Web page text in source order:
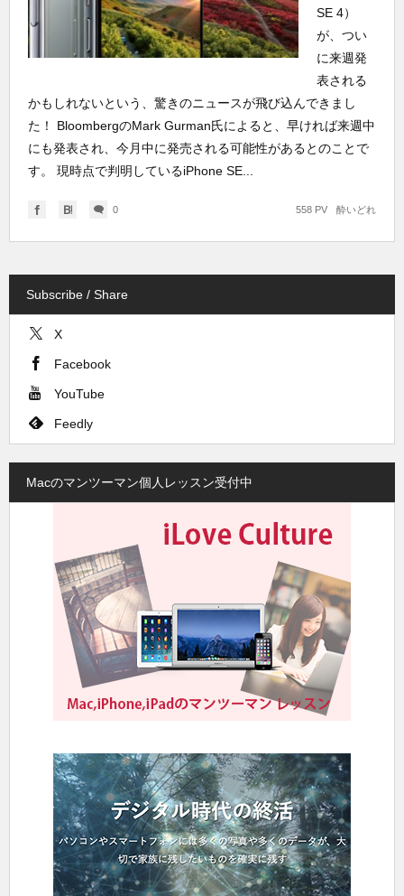
SE 4）
が、つい
に来週発
表される
かもしれないという、驚きのニュースが飛び込んできまし
た！ BloombergのMark Gurman氏によると、早ければ来週中
にも発表され、今月中に発売される可能性があるとのことで
す。 現時点で判明しているiPhone SE...
0 酔いどれ
558 PV
Subscribe / Share
X
Facebook
YouTube
Feedly
Macのマンツーマン個人レッスン受付中